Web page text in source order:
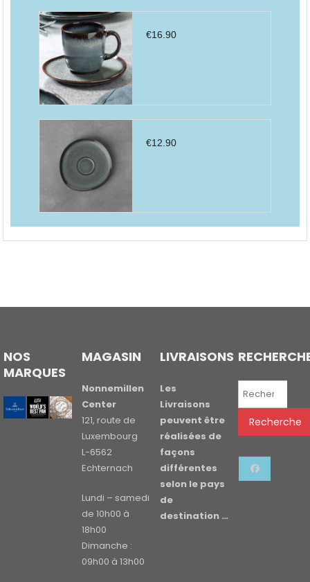
€16.90
€12.90
NOS
MARQUES
MAGASIN
Nonnemillen
Center
121, route de
Luxembourg
L-6562
Echternach
Lundi – samedi
de 10h00 à
18h00
Dimanche :
09h00 à 13h00
LIVRAISONS
Les
Livraisons
peuvent être
réalisées de
façons
différentes
selon le pays
de
destination …
Recherche
Recherche